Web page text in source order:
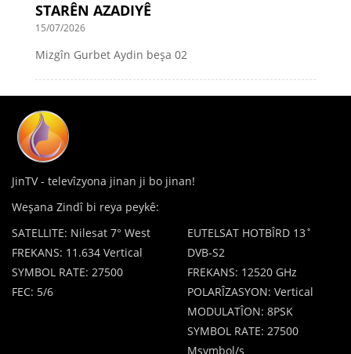
STARÊN AZADIYÊ
15/07/2026
Mizgîn Gurbet Aydin beşa 02
JinTV - televîzyona jinan ji bo jinan!
Weşana Zindî bi reya peykê:
SATELLITE: Nilesat 7° West
FREKANS: 11.634 Vertical
SYMBOL RATE: 27500
FEC: 5/6
EUTELSAT HOTBÎRD 13˚
DVB-S2
FREKANS: 12520 GHz
POLARÎZASYON: Vertical
MODULATÎON: 8PSK
SYMBOL RATE: 27500
Msymbol/s